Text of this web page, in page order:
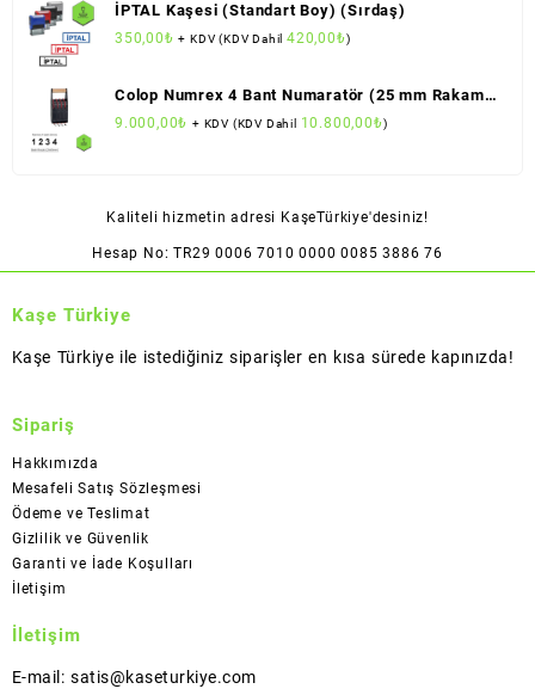
İPTAL Kaşesi (Standart Boy) (Sırdaş)
350,00₺ + KDV (KDV Dahil420,00₺)
Colop Numrex 4 Bant Numaratör (25 mm Rakam
Boyu)
9.000,00₺ + KDV (KDV Dahil 10.800,00₺)
Kaliteli hizmetin adresi KaşeTürkiye'desiniz!
Hesap No: TR29 0006 7010 0000 0085 3886 76
Kaşe Türkiye
Kaşe Türkiye ile istediğiniz siparişler en kısa sürede kapınızda!
Sipariş
Hakkımızda
Mesafeli Satış Sözleşmesi
Ödeme ve Teslimat
Gizlilik ve Güvenlik
Garanti ve İade Koşulları
İletişim
İletişim
E-mail: satis@kaseturkiye.com